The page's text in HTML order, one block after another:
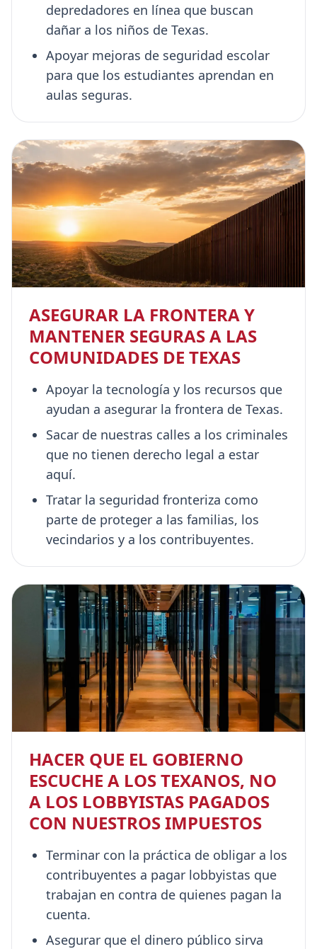
depredadores en línea que buscan
dañar a los niños de Texas.
Apoyar mejoras de seguridad escolar
para que los estudiantes aprendan en
aulas seguras.
ASEGURAR LA FRONTERA Y
MANTENER SEGURAS A LAS
COMUNIDADES DE TEXAS
Apoyar la tecnología y los recursos que
ayudan a asegurar la frontera de Texas.
Sacar de nuestras calles a los criminales
que no tienen derecho legal a estar
aquí.
Tratar la seguridad fronteriza como
parte de proteger a las familias, los
vecindarios y a los contribuyentes.
HACER QUE EL GOBIERNO
ESCUCHE A LOS TEXANOS, NO
A LOS LOBBYISTAS PAGADOS
CON NUESTROS IMPUESTOS
Terminar con la práctica de obligar a los
contribuyentes a pagar lobbyistas que
trabajan en contra de quienes pagan la
cuenta.
Asegurar que el dinero público sirva